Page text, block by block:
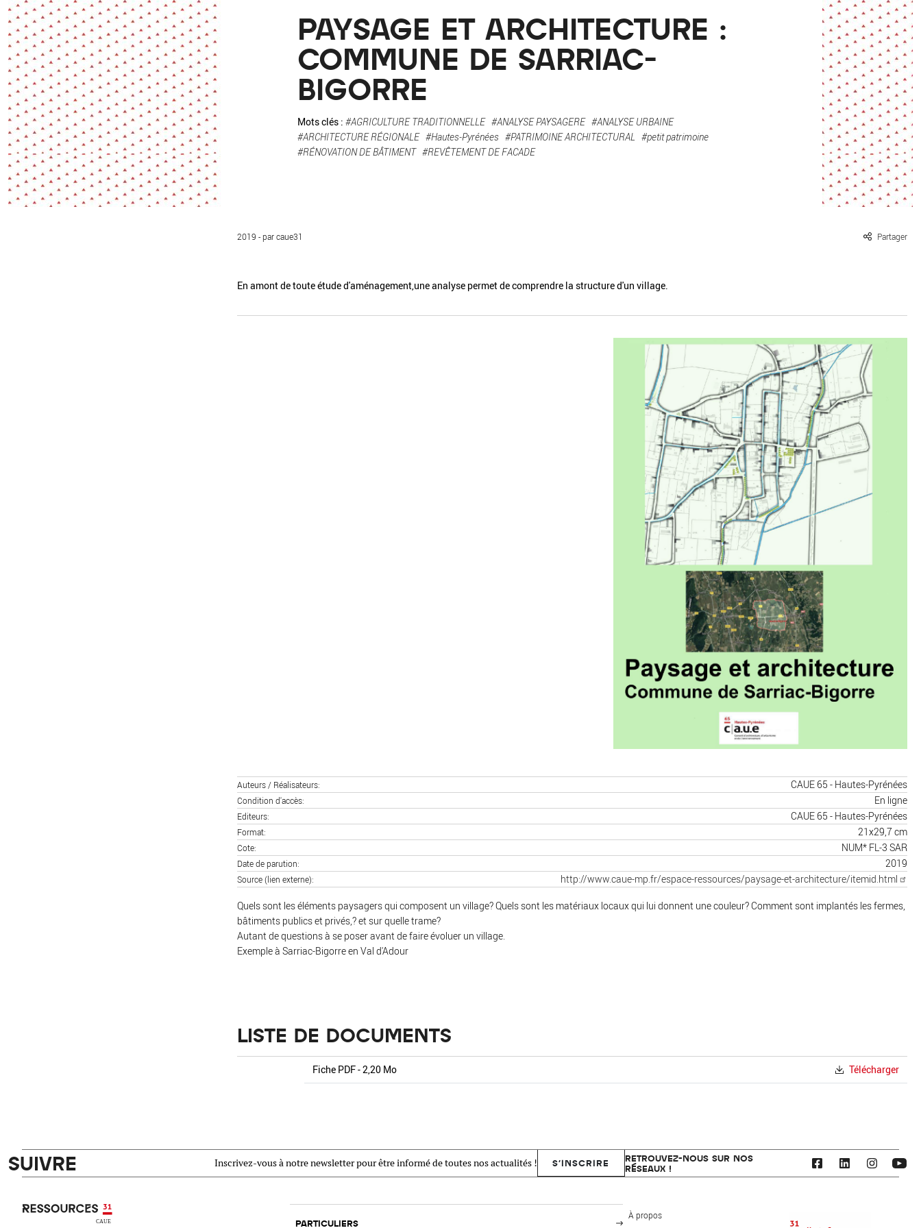
Environnement
Habiter
Jeunes
Patrimoine
Paysage
Société
Transition écologique
Urbanisme
Expérience Fiche / Guide Livre Podcast
Revue Revue de presse Vidéo
La pierre
La terre
AUTRES CRITÈRES - Auteur -
PAYSAGE ET ARCHITECTURE :
COMMUNE DE SARRIAC-
BIGORRE
Mots clés : #AGRICULTURE TRADITIONNELLE #ANALYSE PAYSAGERE #ANALYSE URBAINE
#ARCHITECTURE RÉGIONALE #Hautes-Pyrénées #PATRIMOINE ARCHITECTURAL #petit patrimoine
#RÉNOVATION DE BÂTIMENT #REVÊTEMENT DE FACADE
2019 - par caue31 Partager
En amont de toute étude d'aménagement,une analyse permet de comprendre la structure d'un village.
Auteurs / Réalisateurs CAUE 65 - Hautes-Pyrénées
Condition d'accès En ligne
Editeurs CAUE 65 - Hautes-Pyrénées
Format 21x29,7 cm
Cote NUM* FL-3 SAR
Date de parution 2019
Source (lien externe) http://www.caue-mp.fr/espace-ressources/paysage-et-architecture/itemid.html
Quels sont les éléments paysagers qui composent un village? Quels sont les matériaux locaux qui lui donnent une couleur? Comment sont implantés les fermes,
bâtiments publics et privés,? et sur quelle trame?
Autant de questions à se poser avant de faire évoluer un village.
Exemple à Sarriac-Bigorre en Val d'Adour
LISTE DE DOCUMENTS
Fiche PDF - 2,20 Mo Télécharger
SUIVRE Inscrivez-vous à notre newsletter pour être informé de toutes nos actualités ! S'INSCRIRE
RETROUVEZ-NOUS SUR NOS
RÉSEAUX !
Ressources 31
PARTICULIERS
À propos